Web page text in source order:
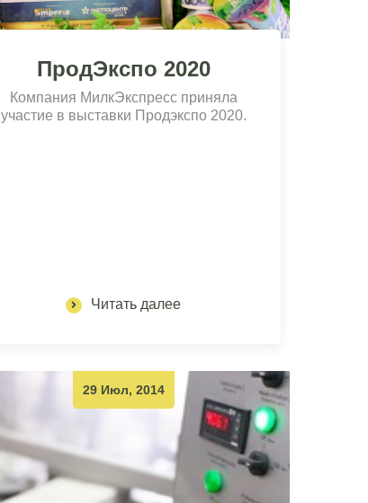
ПродЭкспо 2020
Компания МилкЭкспресс приняла
участие в выставки Продэкспо 2020.
Читать далее
29 Июл, 2014